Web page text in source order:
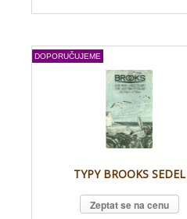
DOPORUČUJEME
TYPY BROOKS SEDEL
Zeptat se na cenu